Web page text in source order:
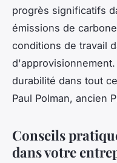
progrès significatifs
émissions de
conditions de travail
d'approvisionnement.
durabilité dans tout
Paul Polman, ancien
Conseils
dans votre